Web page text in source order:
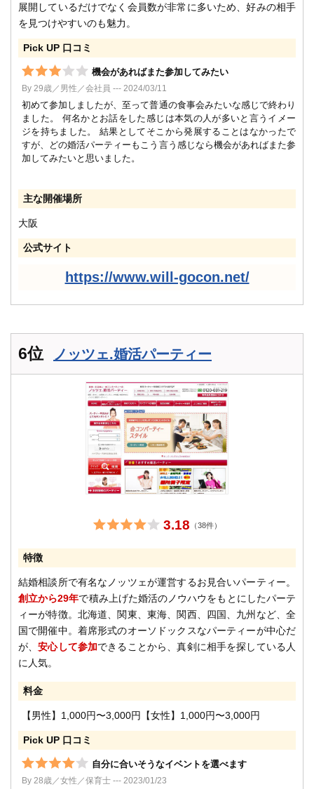
展開しているだけでなく会員数が非常に多いため、好みの相手
を見つけやすいのも魅力。
Pick UP 口コミ
機会があればまた参加してみたい
By 29歳／男性／会社員 --- 2024/03/11
初めて参加しましたが、至って普通の食事会みたいな感じで終わり
ました。 何名かとお話をした感じは本気の人が多いと言うイメー
ジを持ちました。 結果としてそこから発展することはなかったで
すが、どの婚活パーティーもこう言う感じなら機会があればまた参
加してみたいと思いました。
主な開催場所
大阪
公式サイト
https://www.will-gocon.net/
6位 ノッツェ.婚活パーティー
3.18 （38件）
特徴
結婚相談所で有名なノッツェが運営するお見合いパーティー。
創立から29年で積み上げた婚活のノウハウをもとにしたパーテ
ィーが特徴。北海道、関東、東海、関西、四国、九州など、全
国で開催中。着席形式のオーソドックスなパーティーが中心だ
が、安心して参加できることから、真剣に相手を探している人
に人気。
料金
【男性】1,000円〜3,000円【女性】1,000円〜3,000円
Pick UP 口コミ
自分に合いそうなイベントを選べます
By 28歳／女性／保育士 --- 2023/01/23